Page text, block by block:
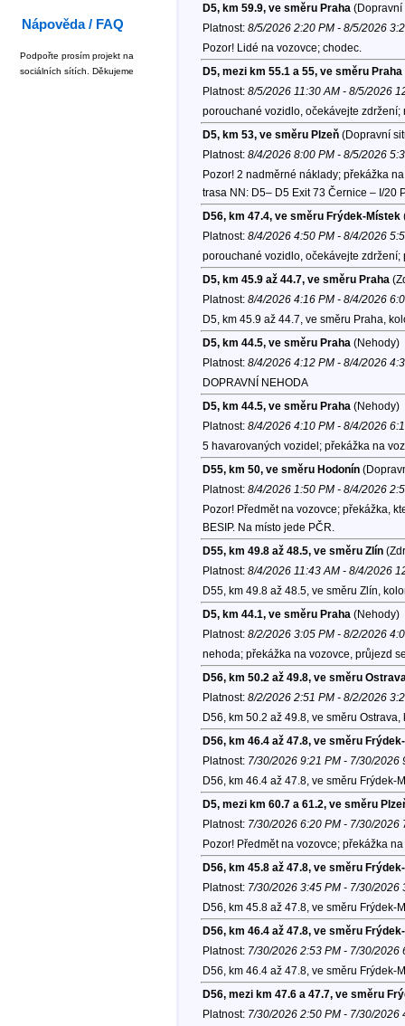
D5, km 59.9, ve směru Praha (Dopravní
Platnost: 8/5/2026 2:20 PM - 8/5/2026
Pozor! Lidé na vozovce; chodec.
D5, mezi km 55.1 a 55, ve směru Praha
Platnost: 8/5/2026 11:30 AM - 8/5/2026
porouchané vozidlo, očekávejte
D5, km 53, ve směru Plzeň(Dopravní
Platnost: 8/4/2026 8:00 PM - 8/5/2026
Pozor! 2 nadměrné náklady; překážka
trasa NN: D5– D5 Exit 73 Černice – I/20
D56, km 47.4, ve směru Frýdek-Místek
Platnost: 8/4/2026 4:50 PM - 8/4/2026
porouchané vozidlo, očekávejte zdržení;
D5, km 45.9 až 44.7, ve směru Praha
Platnost: 8/4/2026 4:16 PM - 8/4/2026
D5, km 45.9 až 44.7, ve směru Praha,
D5, km 44.5, ve směru Praha (Nehody)
Platnost: 8/4/2026 4:12 PM - 8/4/2026
DOPRAVNÍ NEHODA
D5, km 44.5, ve směru Praha (Nehody)
Platnost: 8/4/2026 4:10 PM - 8/4/2026
5 havarovaných vozidel; překážka na
D55, km 50, ve směru Hodonín
Platnost: 8/4/2026 1:50 PM - 8/4/2026
Pozor! Předmět na vozovce; překážka,
BESIP. Na místo jede PČR.
D55, km 49.8 až 48.5, ve směru Zlín
Platnost: 8/4/2026 11:43 AM - 8/4/2026
D55, km 49.8 až 48.5, ve směru Zlín,
D5, km 44.1, ve směru Praha (Nehody)
Platnost: 8/2/2026 3:05 PM - 8/2/2026
nehoda; překážka na vozovce, průjezd
D56, km 50.2 až 49.8, ve směru
Platnost: 8/2/2026 2:51 PM - 8/2/2026
D56, km 50.2 až 49.8, ve směru Ostrava,
D56, km 46.4 až 47.8, ve směru
Platnost: 7/30/2026 9:21 PM - 7/30/2026
D56, km 46.4 až 47.8, ve směru Frýdek-
D5, mezi km 60.7 a 61.2, ve směru
Platnost: 7/30/2026 6:20 PM - 7/30/2026
Pozor! Předmět na vozovce; překážka
D56, km 45.8 až 47.8, ve směru
Platnost: 7/30/2026 3:45 PM - 7/30/2026
D56, km 45.8 až 47.8, ve směru Frýdek-
D56, km 46.4 až 47.8, ve směru
Platnost: 7/30/2026 2:53 PM - 7/30/2026
D56, km 46.4 až 47.8, ve směru Frýdek-
D56, mezi km 47.6 a 47.7, ve směru
Platnost: 7/30/2026 2:50 PM - 7/30/2026
Nápověda / FAQ
Podpořte prosím projekt na
sociálních sítích. Děkujeme